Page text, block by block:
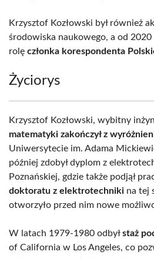
Krzysztof Kozłowski był również
środowiska naukowego, a od 2020
rolę członka korespondenta
Życiorys
Krzysztof Kozłowski, wybitny
matematyki zakończył z
Uniwersytecie im. Adama
później zdobył dyplom z
Poznańskiej, gdzie także podjął
doktoratu z elektrotechniki na tej
otworzyło przed nim nowe
W latach 1979-1980 odbyłstaż
of California w Los Angeles, co